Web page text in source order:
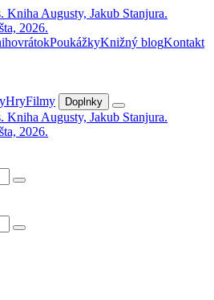
PoukážkyKnižný blogKontakt
HryFilmy Doplnky